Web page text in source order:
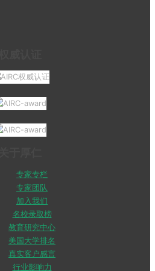
专家专栏
专家团队
加入我们
名校录取榜
教育研究中心
美国大学排名
真实客户感言
行业影响力